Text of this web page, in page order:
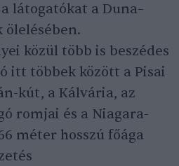
látogatókat a Duna–
ölelésében.
közül több is beszédes
itt többek között a Pisai
kút, a Kálvária, az
romjai és a Niagara-
méter hosszú főága